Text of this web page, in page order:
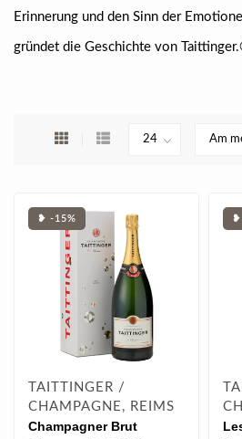
Erinnerung und den Sinn der
gründet die Geschichte von
❥ -15%
TAITTINGER /
CHAMPAGNE, REIMS
Champagner Brut
❥